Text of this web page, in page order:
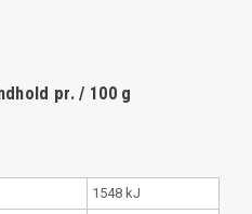
pr. / 100 g
1548 kJ